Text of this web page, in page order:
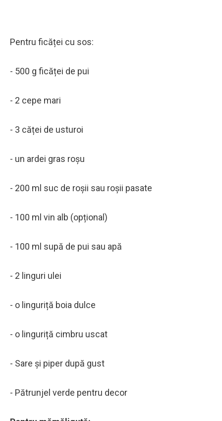
Pentru ficăței cu sos:
- 500 g ficăței de pui
- 2 cepe mari
- 3 căței de usturoi
- un ardei gras roșu
- 200 ml suc de roșii sau roșii pasate
- 100 ml vin alb (opțional)
- 100 ml supă de pui sau apă
- 2 linguri ulei
- o linguriță boia dulce
- o linguriță cimbru uscat
- Sare și piper după gust
- Pătrunjel verde pentru decor